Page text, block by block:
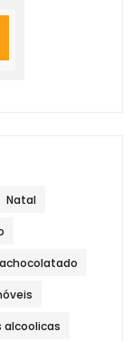
Natal
achocolatado
alcoolicas